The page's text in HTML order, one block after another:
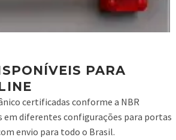
PARA
certificadas conforme a NBR
em diferentes configurações para portas
envio para todo o Brasil.